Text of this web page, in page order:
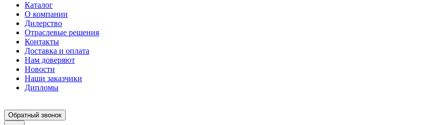
Каталог
О компании
Дилерство
Отраслевые решения
Контакты
Доставка и оплата
Нам доверяют
Новости
Наши заказчики
Дипломы
Обратный звонок